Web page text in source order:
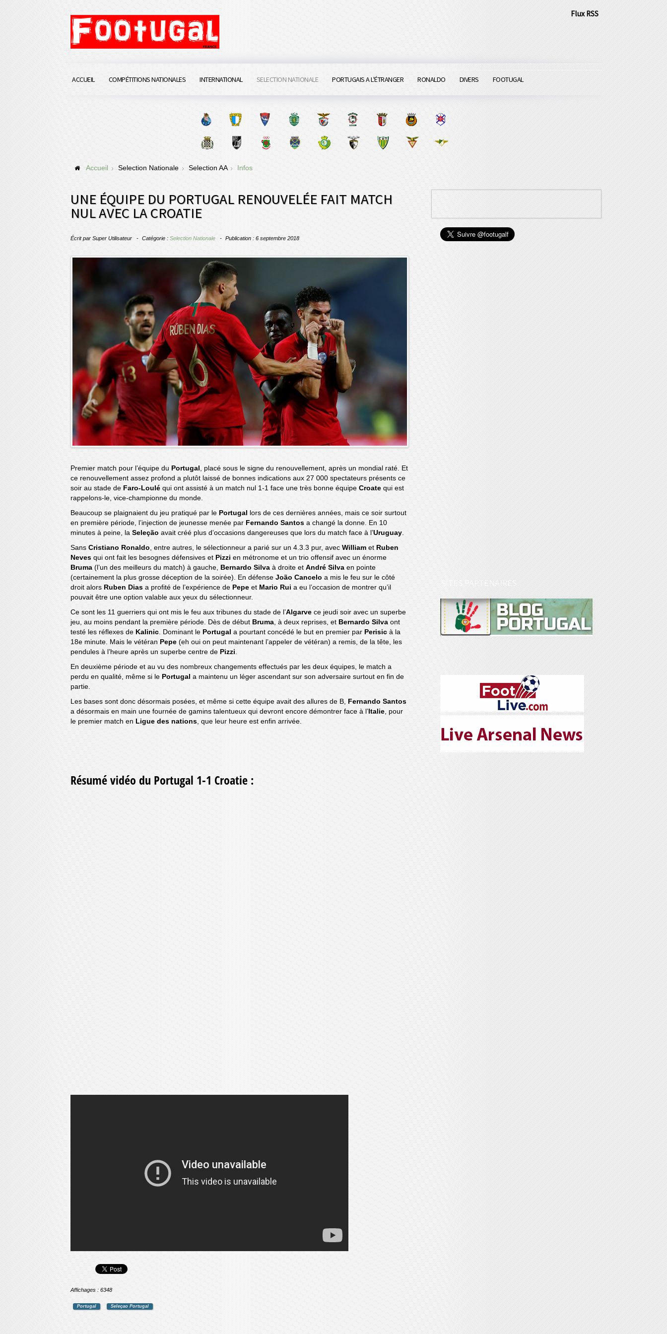
Flux RSS
ACCUEIL COMPÉTITIONS NATIONALES INTERNATIONAL SELECTION NATIONALE PORTUGAIS A L'ÉTRANGER RONALDO DIVERS FOOTUGAL
Accueil Selection Nationale Selection AA Infos
UNE ÉQUIPE DU PORTUGAL RENOUVELÉE FAIT MATCH
NUL AVEC LA CROATIE
Écrit par Super Utilisateur Catégorie : Selection Nationale Publication : 6 septembre 2018
Premier match pour l’équipe du Portugal , placé sous le signe du renouvellement, après un mondial raté. Et
ce renouvellement assez profond a plutôt laissé de bonnes indications aux 27 000 spectateurs présents ce
soir au stade de Faro-Loulé qui ont assisté à un match nul 1-1 face une très bonne équipe Croate qui est
rappelons-le, vice-championne du monde.
Beaucoup se plaignaient du jeu pratiqué par le Portugal
lors de ces dernières années, mais ce soir surtout
en première période, l’injection de jeunesse menée par Fernando Santos a changé la donne. En 10
minutes à peine, la Seleção avait créé plus d’occasions dangereuses que lors du match face à l’Uruguay.
Sans Cristiano Ronaldo, entre autres, le sélectionneur a parié sur un 4.3.3 pur, avec William et Ruben
Neves qui ont fait les besognes défensives et Pizzi en métronome et un trio offensif avec un énorme
Bruma (l’un des meilleurs du match) à gauche, Bernardo Silva à droite et André Silva en pointe
(certainement la plus grosse déception de la soirée). En défense João Cancelo a mis le feu sur le côté
droit alors Ruben Dias a profité de l’expérience de Pepe et Mario Rui a eu l’occasion de montrer qu’il
pouvait être une option valable aux yeux du sélectionneur.
Ce sont les 11 guerriers qui ont mis le feu aux tribunes du stade de l’Algarve ce jeudi soir avec un superbe
jeu, au moins pendant la première période. Dès de début Bruma, à deux reprises, et Bernardo Silva ont
testé les réflexes de Kalinic. Dominant le Portugal a pourtant concédé le but en premier par Perisic à la
18e minute. Mais le vétéran Pepe (eh oui on peut maintenant l’appeler de vétéran) a remis, de la tête, les
pendules à l’heure après un superbe centre de Pizzi.
En deuxième période et au vu des nombreux changements effectués par les deux équipes, le match a
perdu en qualité, même si le Portugal a maintenu un léger ascendant sur son adversaire surtout en fin de
partie.
Les bases sont donc désormais posées, et même si cette équipe avait des allures de B, Fernando Santos
a désormais en main une fournée de gamins talentueux qui devront encore démontrer face à l’ Italie, pour
le premier match en Ligue des nations, que leur heure est enfin arrivée.
Résumé vidéo du Portugal 1-1 Croatie :
Affichages : 6348
Portugal Seleçao Portugal
SITES PARTENAIRES